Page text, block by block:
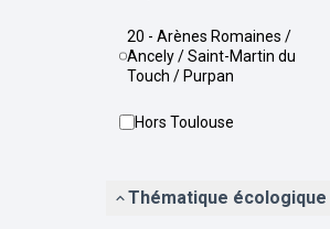
20 - Arènes Romaines /
Ancely / Saint-Martin du
Touch / Purpan
Hors Toulouse
Thématique écologique